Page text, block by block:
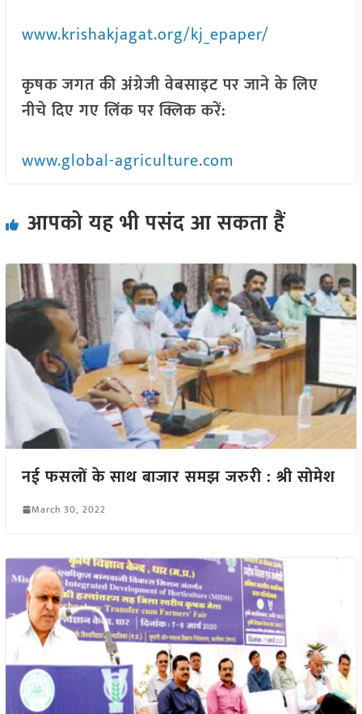
www.krishakjagat.org/kj_epaper/
कृषक जगत की अंग्रेजी वेबसाइट पर जाने के लिए
नीचे दिए गए लिंक पर क्लिक करें:
www.global-agriculture.com
आपको यह भी पसंद आ सकता हैं
नई फसलों के साथ बाजार समझ जरुरी : श्री सोमेश
March 30, 2022